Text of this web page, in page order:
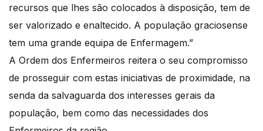
recursos que lhes são colocados à disposição, tem de
ser valorizado e enaltecido. A população graciosense
tem uma grande equipa de Enfermagem.”
A Ordem dos Enfermeiros reitera o seu compromisso
de prosseguir com estas iniciativas de proximidade, na
senda da salvaguarda dos interesses gerais da
população, bem como das necessidades dos